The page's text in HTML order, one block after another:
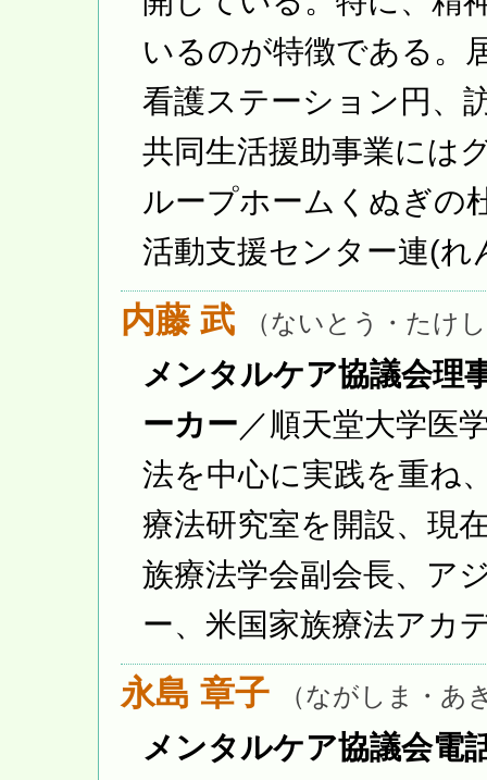
いるのが特徴である。
看護ステーション円、
共同生活援助事業には
ループホームくぬぎの
活動支援センター連(れ
内藤 武 （ないとう・たけ
メンタルケア協議会理
ーカー ／順天堂大学医
法を中心に実践を重ね
療法研究室を開設、現
族療法学会副会長、ア
ー、米国家族療法アカ
永島 章子 （ながしま・あ
メンタルケア協議会電